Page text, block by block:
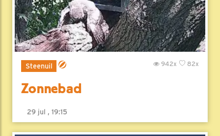
Steenuil 82x
942x
Zonnebad
29 jul , 19:15